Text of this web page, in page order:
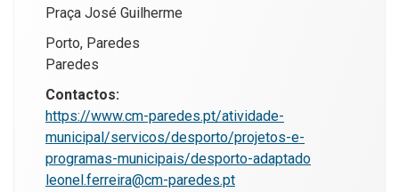
Praça José Guilherme
Porto, Paredes
Paredes
Contactos:
https://www.cm-paredes.pt/atividade-
municipal/servicos/desporto/projetos-e-
programas-municipais/desporto-adaptado
leonel.ferreira@cm-paredes.pt